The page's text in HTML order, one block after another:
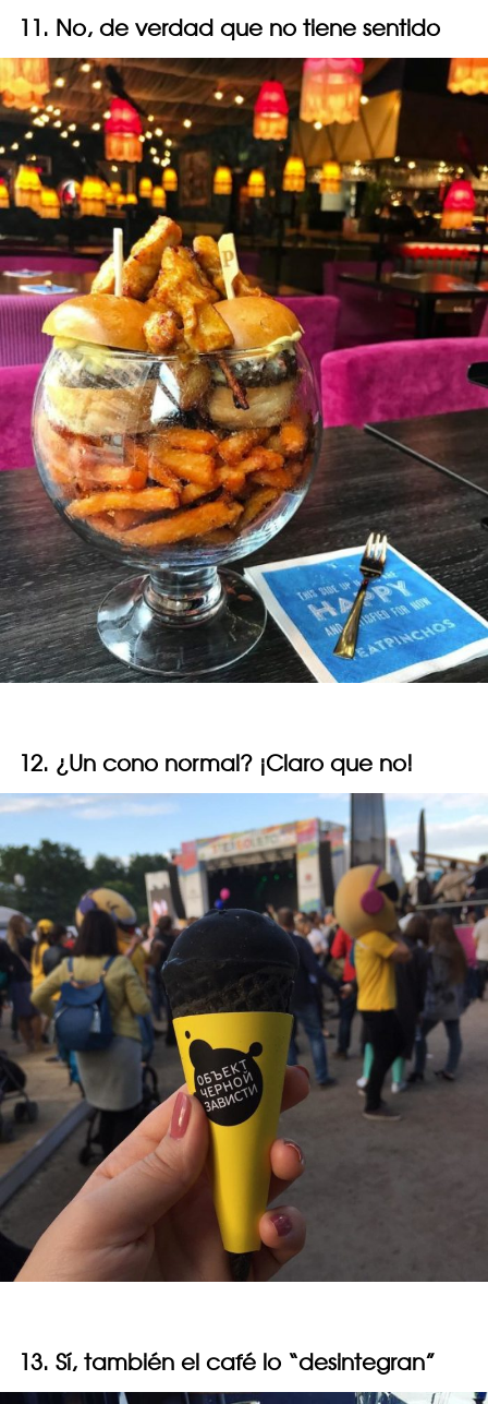
11. No, de verdad que no tiene sentido
12. ¿Un cono normal? ¡Claro que no!
13. Sí, también el café lo “desintegran”